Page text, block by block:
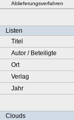
Ablieferungsverfahren
Listen
Titel
Autor / Beteiligte
Ort
Verlag
Jahr
Clouds